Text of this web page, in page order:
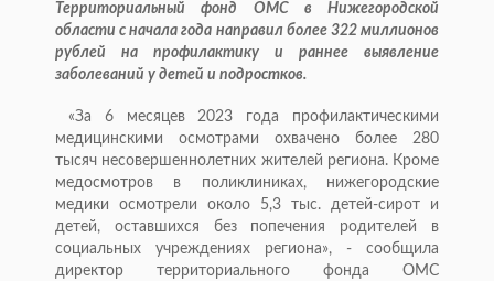
Территориальный фонд ОМС в Нижегородской
области с начала года направил более 322 миллионов
рублей на профилактику и раннее выявление
заболеваний у детей и подростков.
«За 6 месяцев 2023 года профилактическими
медицинскими осмотрами охвачено более 280
тысяч несовершеннолетних жителей региона. Кроме
медосмотров в поликлиниках, нижегородские
медики осмотрели около 5,3 тыс. детей-сирот и
детей, оставшихся без попечения родителей в
социальных учреждениях региона», - сообщила
директор территориального фонда ОМС